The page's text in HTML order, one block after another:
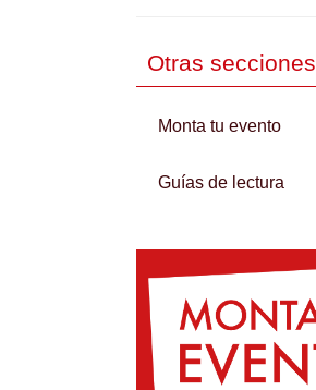
Otras secciones
Monta tu evento
Guías de lectura